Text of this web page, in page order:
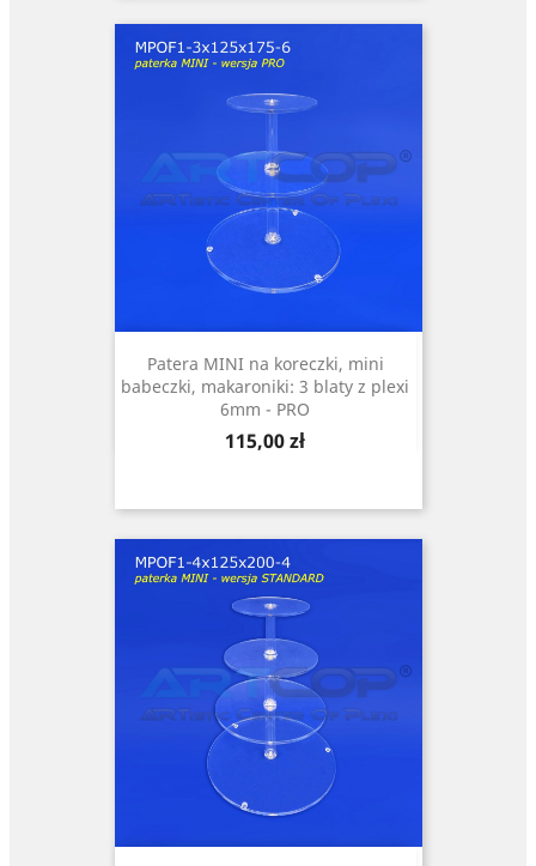
Patera MINI na koreczki, mini
babeczki, makaroniki: 3 blaty z plexi
6mm - PRO
Cena
115,00 zł